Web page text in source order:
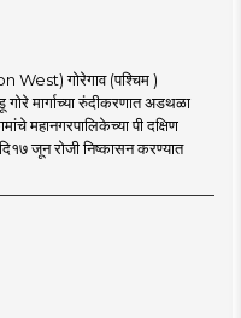
West) गोरेगाव (पश्चिम )
गोरे मार्गाच्या रुंदीकरणात अडथळा
महानगरपालिकेच्या पी दक्षिण
जून रोजी निष्कासन करण्यात